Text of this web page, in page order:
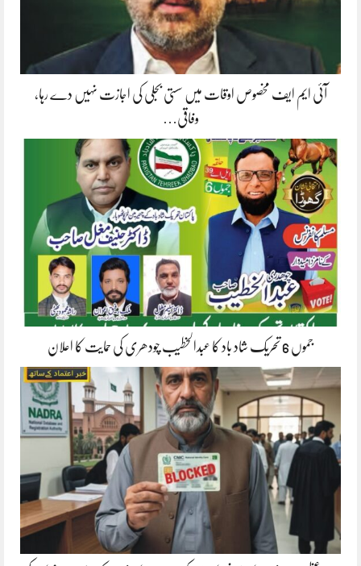
آئی ایم ایف مخصوص اوقات میں سستی بجلی کی اجازت نہیں دے رہا،
وفاقی…
جموں 6 تحریک شاد باد کا عبدالخطیب چودھری کی حمایت کا اعلان